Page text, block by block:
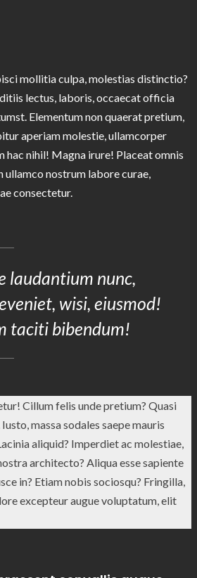
mollitia culpa, molestias distinctio?
lectus, laboris, occaecat officia
Elementum non quaerat pretium,
aperiam molestie, ullamcorper
hac nihil! Magna irure! Placeat omnis
ullamco nostrum labore curae,
consectetur.
laudantium nunc,
wisi, eiusmod!
taciti bibendum!
Cillum felis unde pretium? Quasi
massa sodales saepe mauris
aliquid? Imperdiet ac molestiae,
architecto? Aliqua esse sapiente
in? Etiam nobis sociosqu? Fringilla,
excepteur augue voluptatum, elit